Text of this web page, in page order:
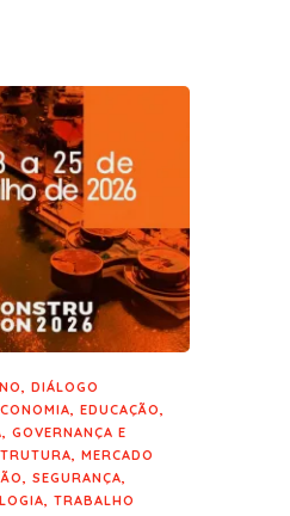
, DIÁLOGO
, EDUCAÇÃO,
, GOVERNANÇA E
, MERCADO
, SEGURANÇA,
, TRABALHO